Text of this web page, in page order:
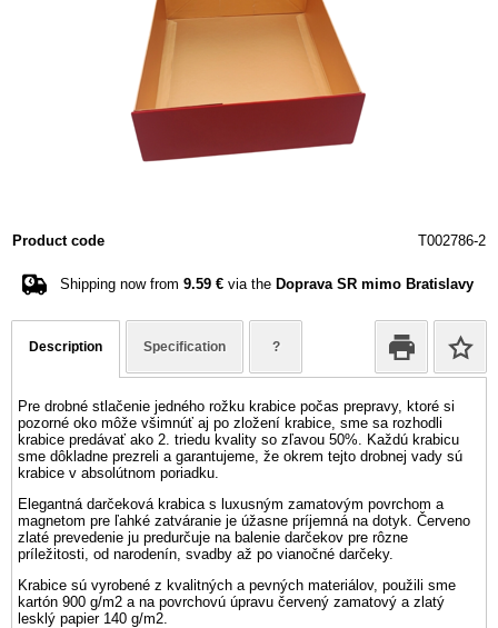
Product code T002786-2
Shipping now from 9.59 € via the Doprava SR mimo Bratislavy
Description Specification ?
Pre drobné stlačenie jedného rožku krabice počas prepravy, ktoré si
pozorné oko môže všimnúť aj po zložení krabice, sme sa rozhodli
krabice predávať ako 2. triedu kvality so zľavou 50%. Každú krabicu
sme dôkladne prezreli a garantujeme, že okrem tejto drobnej vady sú
krabice v absolútnom poriadku.
Elegantná darčeková krabica s luxusným zamatovým povrchom a
magnetom pre ľahké zatváranie je úžasne príjemná na dotyk. Červeno
zlaté prevedenie ju predurčuje na balenie darčekov pre rôzne
príležitosti, od narodenín, svadby až po vianočné darčeky.
Krabice sú vyrobené z kvalitných a pevných materiálov, použili sme
kartón 900 g/m2 a na povrchovú úpravu červený zamatový a zlatý
lesklý papier 140 g/m2.